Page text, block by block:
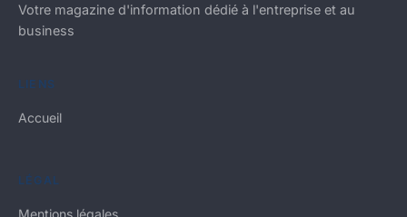
Votre magazine d'information dédié à l'entreprise et au
business
LIENS
Accueil
LÉGAL
Mentions légales